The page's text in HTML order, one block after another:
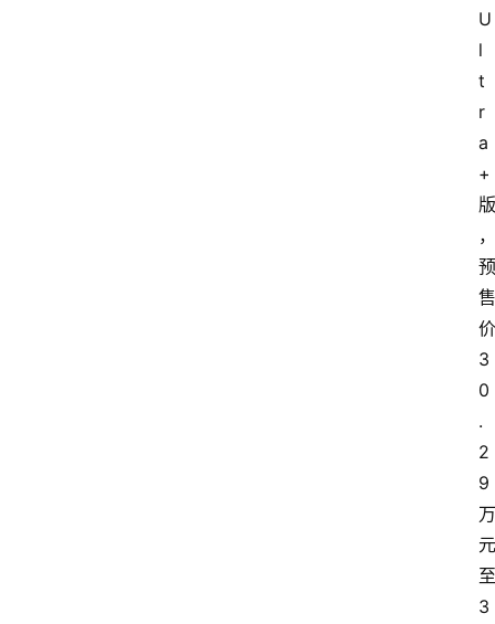
U
l
t
r
a
+
版
，
预
售
价
3
0
.
2
9
万
元
至
3